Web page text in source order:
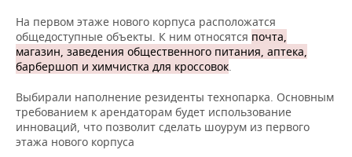
На первом этаже нового корпуса расположатся
общедоступные объекты. К ним относятся почта,
магазин, заведения общественного питания, аптека,
барбершоп и химчистка для кроссовок.
Выбирали наполнение резиденты технопарка. Основным
требованием к арендаторам будет использование
инноваций, что позволит сделать шоурум из первого
этажа нового корпуса